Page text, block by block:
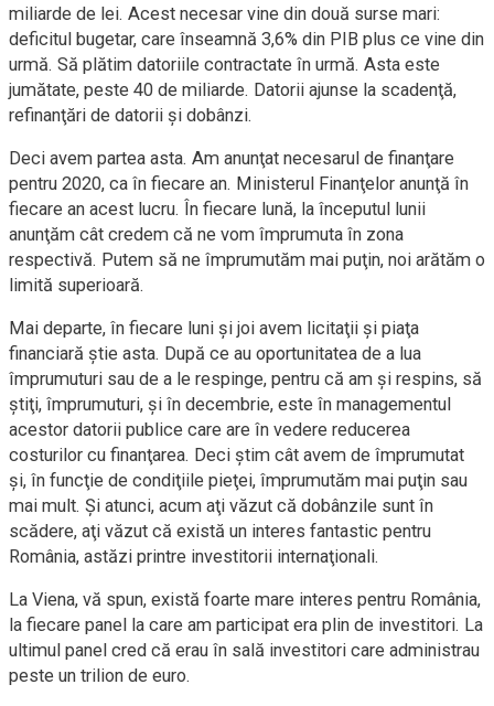
miliarde de lei. Acest necesar vine din două surse mari:
deficitul bugetar, care înseamnă 3,6% din PIB plus ce vine din
urmă. Să plătim datoriile contractate în urmă. Asta este
jumătate, peste 40 de miliarde. Datorii ajunse la scadenţă,
refinanţări de datorii şi dobânzi.
Deci avem partea asta. Am anunţat necesarul de finanţare
pentru 2020, ca în fiecare an. Ministerul Finanţelor anunţă în
fiecare an acest lucru. În fiecare lună, la începutul lunii
anunţăm cât credem că ne vom împrumuta în zona
respectivă. Putem să ne împrumutăm mai puţin, noi arătăm o
limită superioară.
Mai departe, în fiecare luni şi joi avem licitaţii şi piaţa
financiară ştie asta. După ce au oportunitatea de a lua
împrumuturi sau de a le respinge, pentru că am şi respins, să
ştiţi, împrumuturi, şi în decembrie, este în managementul
acestor datorii publice care are în vedere reducerea
costurilor cu finanţarea. Deci ştim cât avem de împrumutat
şi, în funcţie de condiţiile pieţei, împrumutăm mai puţin sau
mai mult. Şi atunci, acum aţi văzut că dobânzile sunt în
scădere, aţi văzut că există un interes fantastic pentru
România, astăzi printre investitorii internaţionali.
La Viena, vă spun, există foarte mare interes pentru România,
la fiecare panel la care am participat era plin de investitori. La
ultimul panel cred că erau în sală investitori care administrau
peste un trilion de euro.